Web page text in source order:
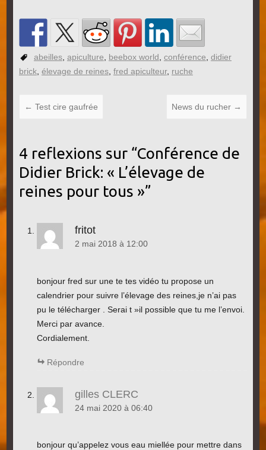
abeilles, apiculture beebox world conférence didier
brick, élevage de reines, fred apiculteur, ruche
← Test cire gaufrée News du rucher →
4 reflexions sur “Conférence de
Didier Brick: « L’élevage de
reines pour tous »”
fritot
2 mai 2018 à 12:00
bonjour fred sur une te tes vidéo tu propose un
calendrier pour suivre l’élevage des reines,je n’ai pas
pu le télécharger . Serai t »il possible que tu me l’envoi.
Merci par avance.
Cordialement.
Répondre
gilles CLERC
24 mai 2020 à 06:40
bonjour qu’appelez vous eau miellée pour mettre dans